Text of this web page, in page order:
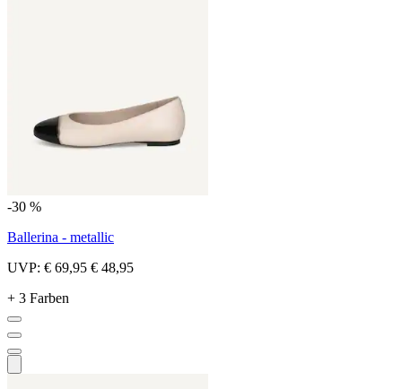
-30 %
Ballerina - metallic
UVP: € 69,95 € 48,95
+ 3 Farben